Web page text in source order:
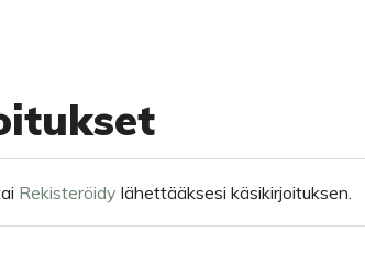
Rekisteröidy lähettääksesi käsikirjoituksen.